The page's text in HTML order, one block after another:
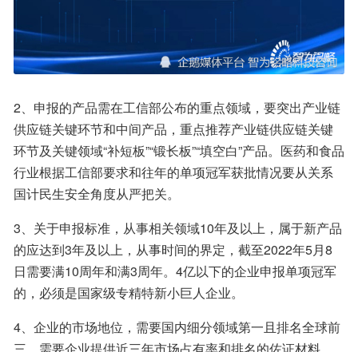
2、申报的产品需在工信部公布的重点领域，要突出产业链
供应链关键环节和中间产品，重点推荐产业链供应链关键
环节及关键领域“补短板”“锻长板”“填空白”产品。医药和食品
行业根据工信部要求和往年的单项冠军获批情况要从关系
国计民生安全角度从严把关。
3、关于申报标准，从事相关领域10年及以上，属于新产品
的应达到3年及以上，从事时间的界定，截至2022年5月8
日需要满10周年和满3周年。4亿以下的企业申报单项冠军
的，必须是国家级专精特新小巨人企业。
4、企业的市场地位，需要国内细分领域第一且排名全球前
三，需要企业提供近三年市场占有率和排名的佐证材料，